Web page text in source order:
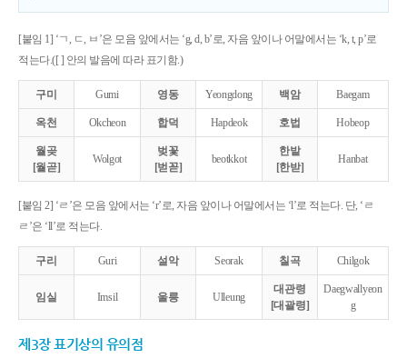
[붙임 1] ‘ㄱ, ㄷ, ㅂ’은 모음 앞에서는 ‘g, d, b’로, 자음 앞이나 어말에서는 ‘k, t, p’로
적는다.([ ] 안의 발음에 따라 표기함.)
구미 Gumi 영동 Yeongdong 백암 Baegam
옥천 Okcheon 합덕 Hapdeok 호법 Hobeop
월곶
[월곧]
Wolgot
벚꽃
[벋꼳]
beotkkot
한밭
[한받]
Hanbat
[붙임 2] ‘ㄹ’은 모음 앞에서는 ‘r’로, 자음 앞이나 어말에서는 ‘l’로 적는다. 단, ‘ㄹ
ㄹ’은 ‘ll’로 적는다.
구리 Guri 설악 Seorak 칠곡 Chilgok
임실 Imsil 울릉 Ulleung
대관령
[대괄령]
Daegwallyeon
g
제3장 표기상의 유의점